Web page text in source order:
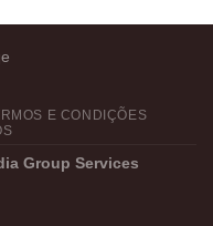
E CONDIÇÕES
Group Services